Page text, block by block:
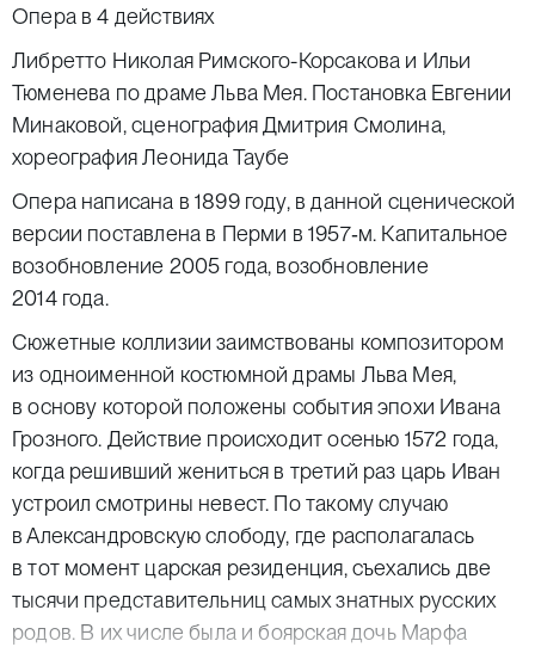
Опера в 4 действиях
Либретто Николая Римского-Корсакова и Ильи
Тюменева по драме Льва Мея. Постановка Евгении
Минаковой, сценография Дмитрия Смолина,
хореография Леонида Таубе
Опера написана в 1899 году, в данной сценической
версии поставлена в Перми в 1957‑м. Капитальное
возобновление 2005 года, возобновление
2014 года.
Сюжетные коллизии заимствованы композитором
из одноименной костюмной драмы Льва Мея,
в основу которой положены события эпохи Ивана
Грозного. Действие происходит осенью 1572 года,
когда решивший жениться в третий раз царь Иван
устроил смотрины невест. По такому случаю
в Александровскую слободу, где располагалась
в тот момент царская резиденция, съехались две
тысячи представительниц самых знатных русских
родов. В их числе была и боярская дочь Марфа